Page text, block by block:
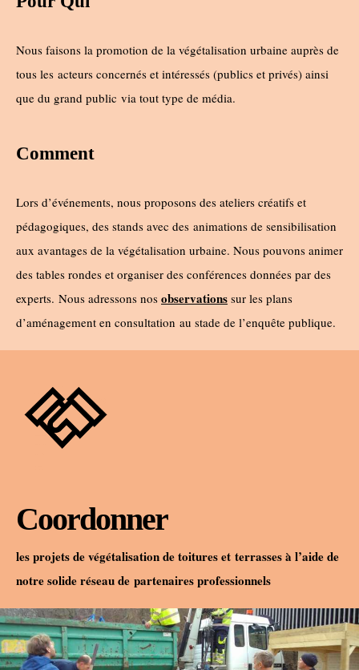
Nous faisons la promotion de la végétalisation urbaine auprès de
tous les acteurs concernés et intéressés (publics et privés) ainsi
que du grand public via tout type de média.
Comment
Lors d’événements, nous proposons des ateliers créatifs et
pédagogiques, des stands avec des animations de sensibilisation
aux avantages de la végétalisation urbaine. Nous pouvons animer
des tables rondes et organiser des conférences données par des
experts. Nous adressons nos observations sur les plans
d’aménagement en consultation au stade de l’enquête publique.
Coordonner
les projets de végétalisation de toitures et terrasses à l’aide de
notre solide réseau de partenaires professionnels